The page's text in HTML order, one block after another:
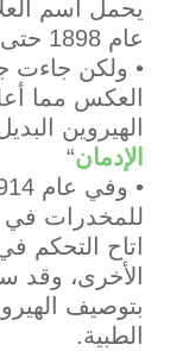
يحمل اسم
عام 1898 حتى عام 1910 كبديل للمورفين.
• ولكن جاءت
الهيروين
الإدمان“
للمخدرات في
اتاح التحكم
الأخرى، وقد
بتوصيف
الطبية.